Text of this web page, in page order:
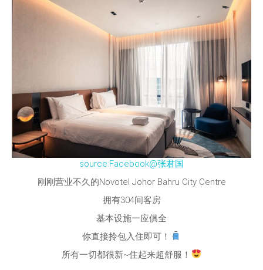
source:Facebook@张君国
刚刚营业不久的Novotel Johor Bahru City Centre
拥有304间客房
基本设施一应俱全
你直接拎包入住即可！
所有一切都很新~住起来超舒服！